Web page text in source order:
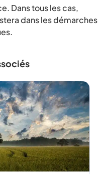
Dans tous les cas,
dans les démarches